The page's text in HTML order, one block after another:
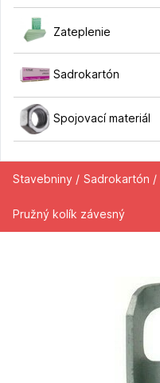
Zateplenie
Sadrokartón
Spojovací materiál
Stavebniny / Sadrokartón /
Pružný kolík závesný